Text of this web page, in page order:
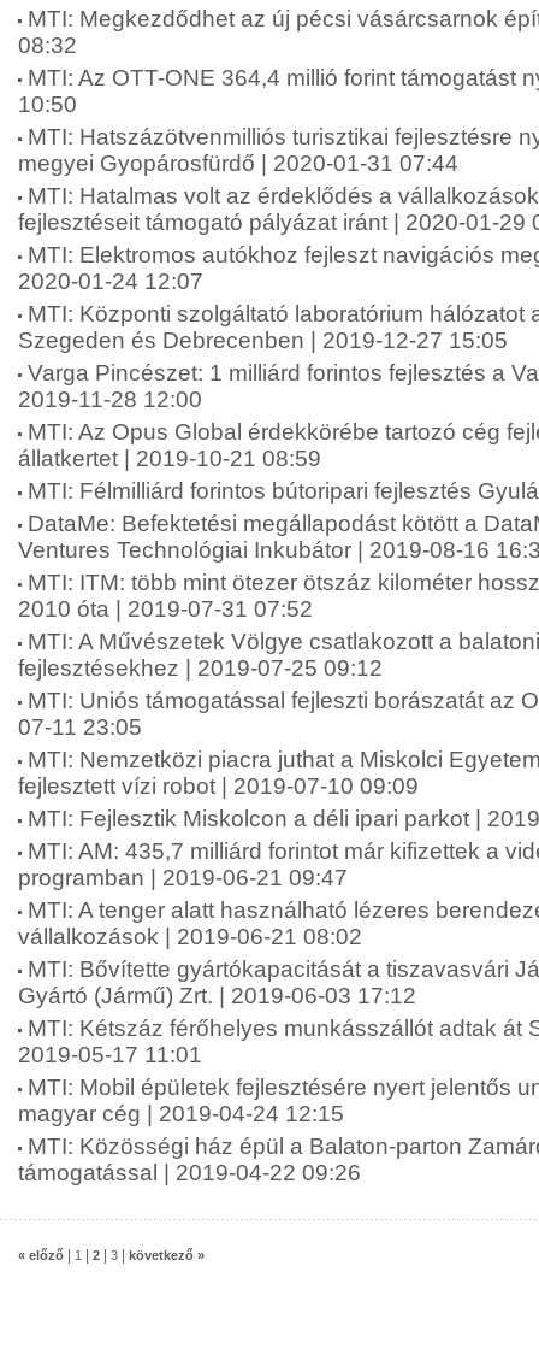
MTI: Megkezdődhet az új pécsi vásárcsarnok
08:32
MTI: Az OTT-ONE 364,4 millió forint támogatást
10:50
MTI: Hatszázötvenmilliós turisztikai fejlesztésre
megyei Gyopárosfürdő | 2020-01-31 07:44
MTI: Hatalmas volt az érdeklődés a
fejlesztéseit támogató pályázat iránt | 2020-01-29
MTI: Elektromos autókhoz fejleszt navigációs
2020-01-24 12:07
MTI: Központi szolgáltató laboratórium hálózatot
Szegeden és Debrecenben | 2019-12-27 15:05
Varga Pincészet: 1 milliárd forintos fejlesztés a
2019-11-28 12:00
MTI: Az Opus Global érdekkörébe tartozó cég
állatkertet | 2019-10-21 08:59
MTI: Félmilliárd forintos bútoripari fejlesztés
DataMe: Befektetési megállapodást kötött a
Ventures Technológiai Inkubátor | 2019-08-16
MTI: ITM: több mint ötezer ötszáz kilométer
2010 óta | 2019-07-31 07:52
MTI: A Művészetek Völgye csatlakozott a
fejlesztésekhez | 2019-07-25 09:12
MTI: Uniós támogatással fejleszti borászatát az
07-11 23:05
MTI: Nemzetközi piacra juthat a Miskolci
fejlesztett vízi robot | 2019-07-10 09:09
MTI: Fejlesztik Miskolcon a déli ipari parkot |
MTI: AM: 435,7 milliárd forintot már kifizettek a
programban | 2019-06-21 09:47
MTI: A tenger alatt használható lézeres
vállalkozások | 2019-06-21 08:02
MTI: Bővítette gyártókapacitását a tiszavasvári
Gyártó (Jármű) Zrt. | 2019-06-03 17:12
MTI: Kétszáz férőhelyes munkásszállót adtak át
2019-05-17 11:01
MTI: Mobil épületek fejlesztésére nyert jelentős
magyar cég | 2019-04-24 12:15
MTI: Közösségi ház épül a Balaton-parton
támogatással | 2019-04-22 09:26
« előző 1 2 3 következő »